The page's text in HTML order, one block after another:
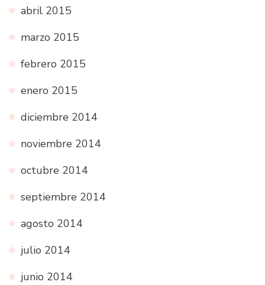
abril 2015
marzo 2015
febrero 2015
enero 2015
diciembre 2014
noviembre 2014
octubre 2014
septiembre 2014
agosto 2014
julio 2014
junio 2014